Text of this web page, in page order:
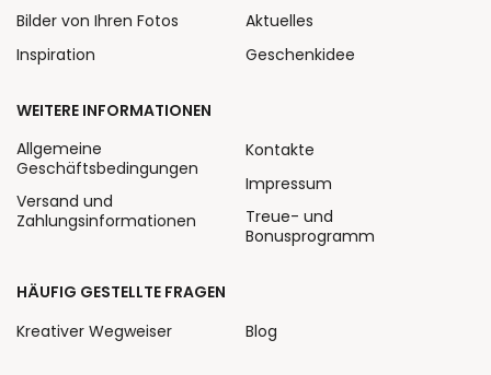
Bilder von Ihren Fotos
Inspiration
Aktuelles
Geschenkidee
WEITERE INFORMATIONEN
Allgemeine
Geschäftsbedingungen
Versand und
Zahlungsinformationen
Kontakte
Impressum
Treue- und
Bonusprogramm
HÄUFIG GESTELLTE FRAGEN
Kreativer Wegweiser
Blog